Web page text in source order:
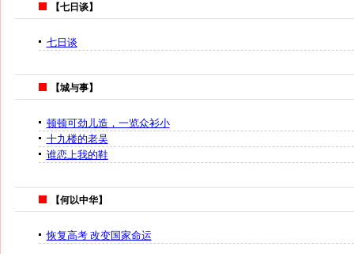
【七日谈】
七日谈
【城与事】
顿顿可劲儿造，一览众衫小
十九楼的老吴
谁恋上我的鞋
【何以中华】
恢复高考 改变国家命运